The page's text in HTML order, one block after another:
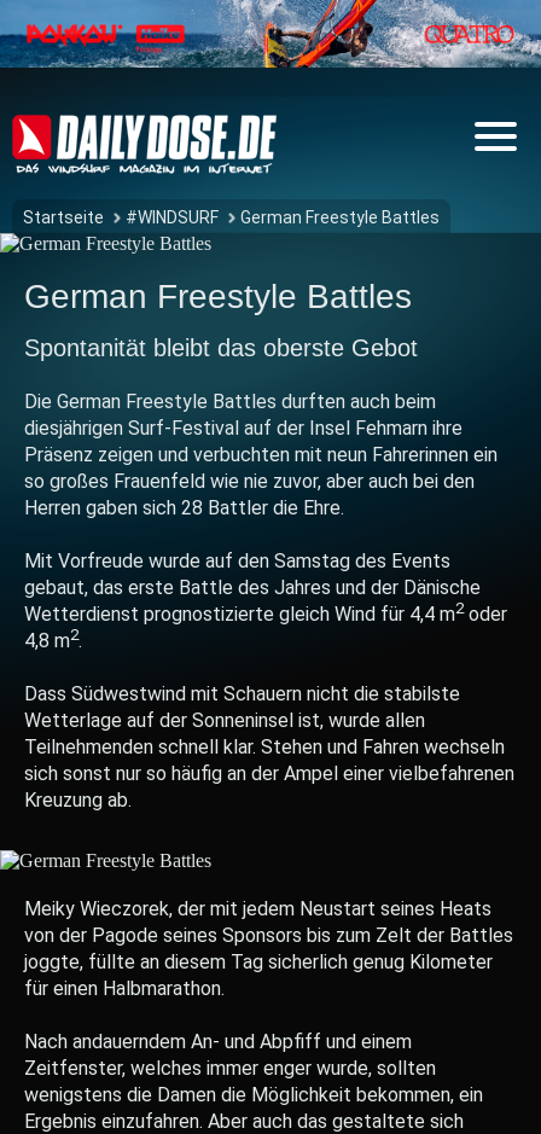
Startseite #WINDSURF German Freestyle Battles
German Freestyle Battles
Spontanität bleibt das oberste Gebot
Die German Freestyle Battles durften auch beim
diesjährigen Surf-Festival auf der Insel Fehmarn ihre
Präsenz zeigen und verbuchten mit neun Fahrerinnen ein
so großes Frauenfeld wie nie zuvor, aber auch bei den
Herren gaben sich 28 Battler die Ehre.
Mit Vorfreude wurde auf den Samstag des Events
gebaut, das erste Battle des Jahres und der Dänische
Wetterdienst prognostizierte gleich Wind für 4,4 m2oder
4,8 m2.
Dass Südwestwind mit Schauern nicht die stabilste
Wetterlage auf der Sonneninsel ist, wurde allen
Teilnehmenden schnell klar. Stehen und Fahren wechseln
sich sonst nur so häufig an der Ampel einer vielbefahrenen
Kreuzung ab.
Meiky Wieczorek, der mit jedem Neustart seines Heats
von der Pagode seines Sponsors bis zum Zelt der Battles
joggte, füllte an diesem Tag sicherlich genug Kilometer
für einen Halbmarathon.
Nach andauerndem An- und Abpfiff und einem
Zeitfenster, welches immer enger wurde, sollten
wenigstens die Damen die Möglichkeit bekommen, ein
Ergebnis einzufahren. Aber auch das gestaltete sich